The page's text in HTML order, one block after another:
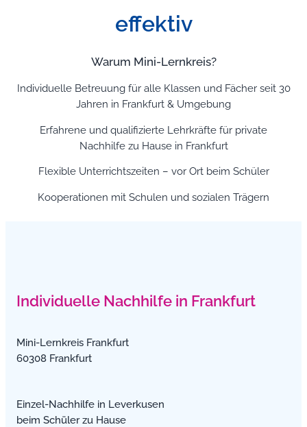
effektiv
Warum Mini-Lernkreis?
Individuelle Betreuung für alle Klassen und Fächer seit 30
Jahren in Frankfurt & Umgebung
Erfahrene und qualifizierte Lehrkräfte für private
Nachhilfe zu Hause in Frankfurt
Flexible Unterrichtszeiten – vor Ort beim Schüler
Kooperationen mit Schulen und sozialen Trägern
Individuelle Nachhilfe in Frankfurt
Mini-Lernkreis Frankfurt
60308 Frankfurt
Einzel-Nachhilfe in Leverkusen
beim Schüler zu Hause